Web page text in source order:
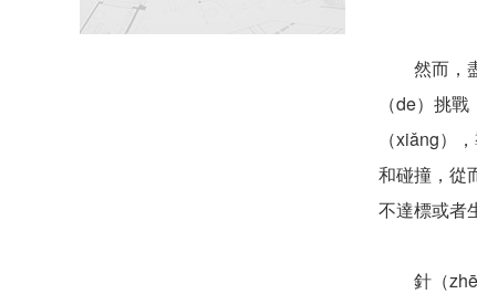
然而，盡
（de）挑
（xiǎng）
和碰撞，從
不達標或者
針（zhēn